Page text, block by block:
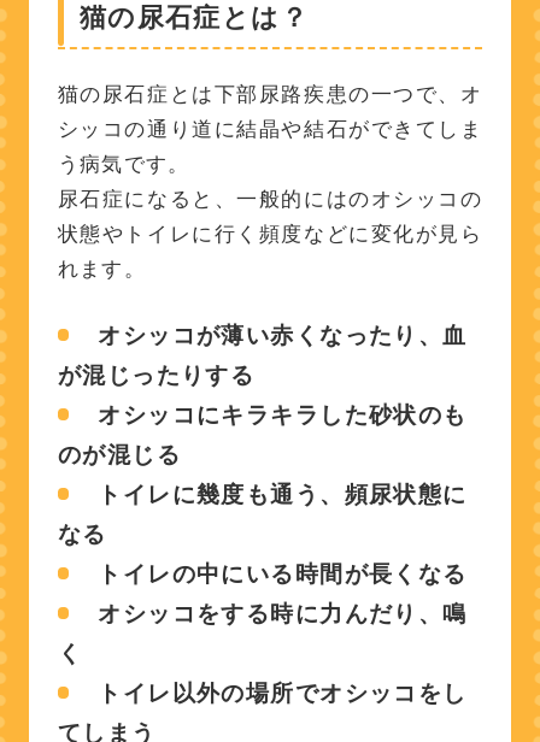
猫の尿石症とは？
猫の尿石症とは下部尿路疾患の一つで、オ
シッコの通り道に結晶や結石ができてしま
う病気です。
尿石症になると、一般的にはのオシッコの
状態やトイレに行く頻度などに変化が見ら
れます。
オシッコが薄い赤くなったり、血
が混じったりする
オシッコにキラキラした砂状のも
のが混じる
トイレに幾度も通う、頻尿状態に
なる
トイレの中にいる時間が長くなる
オシッコをする時に力んだり、鳴
く
トイレ以外の場所でオシッコをし
てしまう